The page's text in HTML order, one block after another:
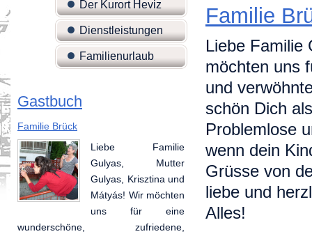
Der Kurort Heviz
Dienstleistungen
Familienurlaub
Gastbuch
Familie Brück
Liebe Familie
Gulyas, Mutter
Gulyas, Krisztina und
Mátyás! Wir möchten
uns für eine
wunderschöne, zufriedene,
Annabell und Marc
Vielen Dank für die
schöne Zeit die wir
hier vorbringen
durften. Es hat Spaß
gemacht Ungarn
kennenzulernen im so freundlicher
Familie
Liebe Familie
möchten uns
und
schön Dich
Problemlose
wenn dein
Grüsse von
liebe und
Alles!